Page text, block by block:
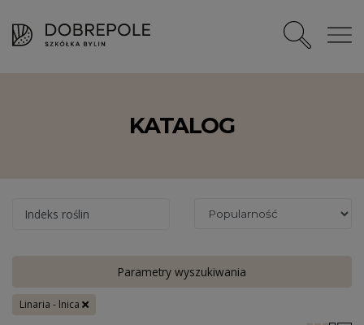
KATALOG
Indeks roślin
Parametry wyszukiwania
Linaria - lnica